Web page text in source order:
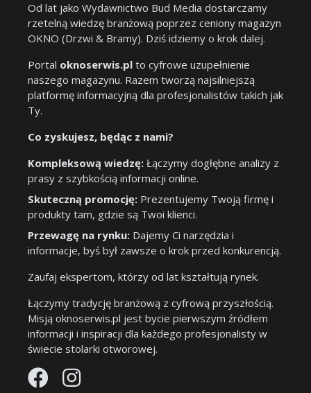
Od lat jako Wydawnictwo Bud Media dostarczamy
rzetelną wiedzę branżową poprzez ceniony magazyn
OKNO (Drzwi & Bramy). Dziś idziemy o krok dalej.
Portal oknoserwis.pl to cyfrowe uzupełnienie
naszego magazynu. Razem tworzą najsilniejszą
platformę informacyjną dla profesjonalistów takich jak
Ty.
Co zyskujesz, będąc z nami?
Kompleksową wiedzę: Łączymy dogłębne analizy z
prasy z szybkością informacji online.
Skuteczną promocję: Prezentujemy Twoją firmę i
produkty tam, gdzie są Twoi klienci.
Przewagę na rynku: Dajemy Ci narzędzia i
informacje, byś był zawsze o krok przed konkurencją.
Zaufaj ekspertom, którzy od lat kształtują rynek.
Łączymy tradycję branżową z cyfrową przyszłością.
Misją oknoserwis.pl jest bycie pierwszym źródłem
informacji i inspiracji dla każdego profesjonalisty w
świecie stolarki otworowej.